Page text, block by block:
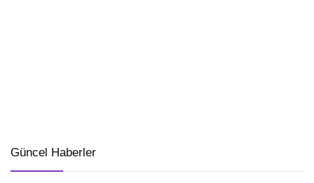
Güncel Haberler